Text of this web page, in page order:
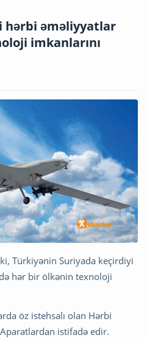
hərbi əməliyyatlar
imkanlarını
Türkiyənin Suriyada keçirdiyi
hər bir ölkənin texnoloji
öz istehsalı olan Hərbi
istifadə edir.